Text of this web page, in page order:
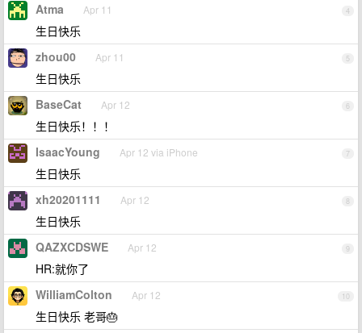
4
Atma Apr 11
生日快乐
5
zhou00 Apr 11
生日快乐
6
BaseCat Apr 12
生日快乐！！！
7
IsaacYoung Apr 12 via iPhone
生日快乐
8
xh20201111 Apr 12
生日快乐
9
QAZXCDSWE Apr 12
HR:就你了
10
WilliamColton Apr 12
生日快乐 老哥🎂